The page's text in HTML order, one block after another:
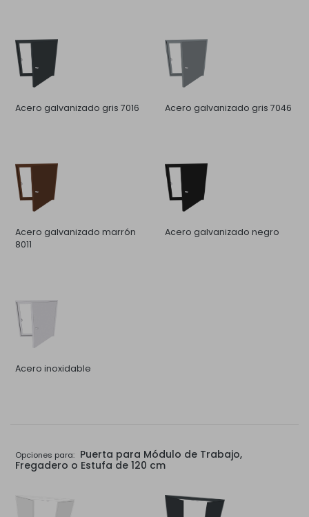
Acero galvanizado gris 7016 Acero galvanizado gris 7046
Acero galvanizado marrón
8011
Acero galvanizado negro
Acero inoxidable
Opciones para: Puerta para Módulo de Trabajo,
Fregadero o Estufa de 120 cm